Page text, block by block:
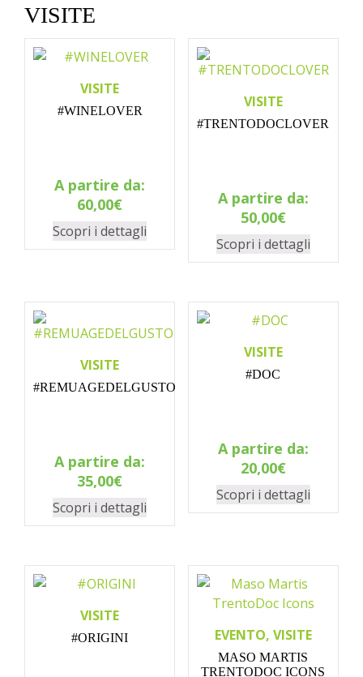
VISITE
VISITE
#WINELOVER
A partire da:
60,00€
Scopri i dettagli
VISITE
#TRENTODOCLOVER
A partire da:
50,00€
Scopri i dettagli
VISITE
#REMUAGEDELGUSTO
A partire da:
35,00€
Scopri i dettagli
VISITE
#DOC
A partire da:
20,00€
Scopri i dettagli
VISITE
#ORIGINI EVENTO, VISITE
MASO MARTIS
TRENTODOC ICONS